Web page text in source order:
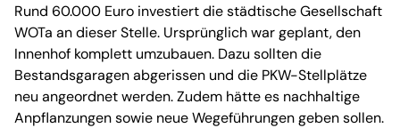
Rund 60.000 Euro investiert die städtische Gesellschaft
WOTa an dieser Stelle. Ursprünglich war geplant, den
Innenhof komplett umzubauen. Dazu sollten die
Bestandsgaragen abgerissen und die PKW-Stellplätze
neu angeordnet werden. Zudem hätte es nachhaltige
Anpflanzungen sowie neue Wegeführungen geben sollen.